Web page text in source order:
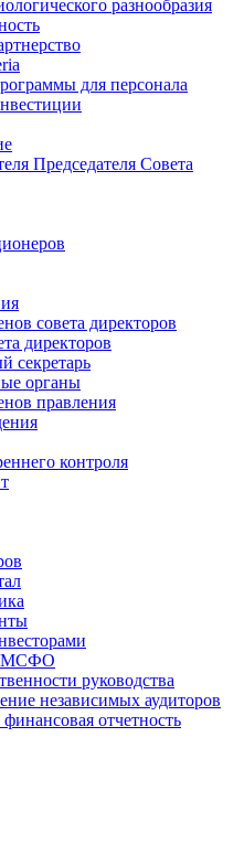
разнообразия
для персонала
Председателя Совета
совета директоров
директоров
секретарь
органы
правления
контроля
МСФО
руководства
независимых аудиторов
отчетность